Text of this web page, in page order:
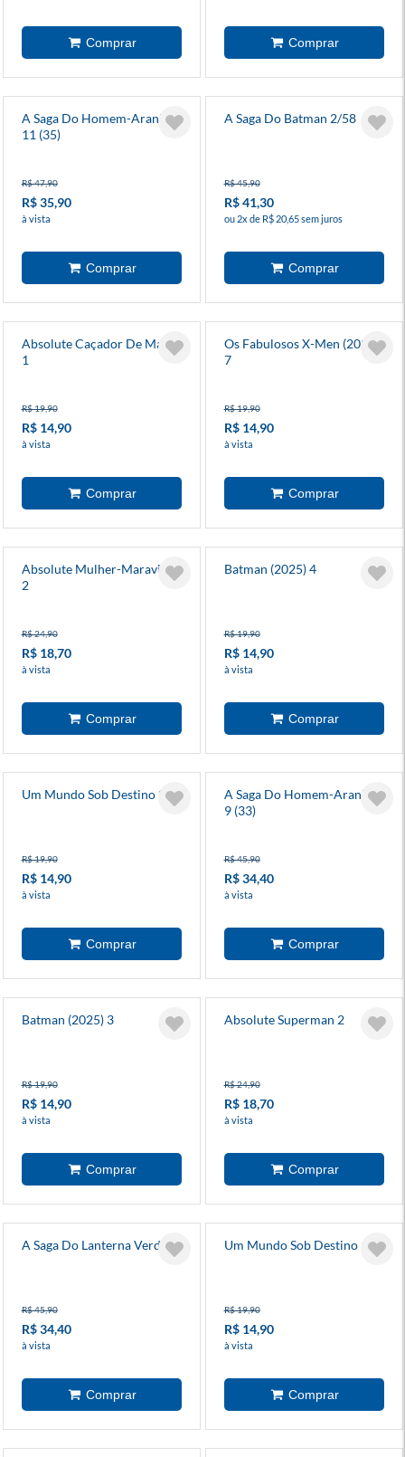
A Saga Do Homem-Aranha
11 (35)
R$ 47,90
R$ 35,90
à vista
A Saga Do Batman 2/58
R$ 45,90
R$ 41,30
ou 2x de R$ 20,65 sem juros
Absolute Caçador De Marte
1
R$ 19,90
R$ 14,90
à vista
Os Fabulosos X-Men (2025)
7
R$ 19,90
R$ 14,90
à vista
Absolute Mulher-Maravilha
2
R$ 24,90
R$ 18,70
à vista
Batman (2025) 4
R$ 19,90
R$ 14,90
à vista
Um Mundo Sob Destino 2
R$ 19,90
R$ 14,90
à vista
A Saga Do Homem-Aranha
9 (33)
R$ 45,90
R$ 34,40
à vista
Batman (2025) 3
R$ 19,90
R$ 14,90
à vista
Absolute Superman 2
R$ 24,90
R$ 18,70
à vista
A Saga Do Lanterna Verde 6
R$ 45,90
R$ 34,40
à vista
Um Mundo Sob Destino 1
R$ 19,90
R$ 14,90
à vista